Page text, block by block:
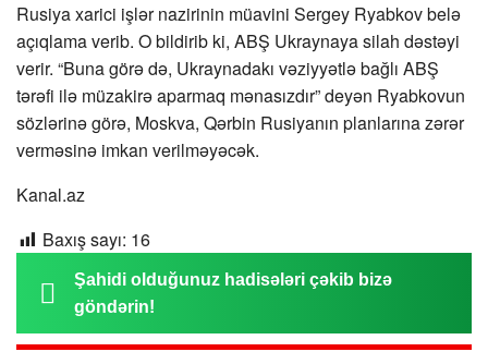
Rusiya xarici işlər nazirinin müavini Sergey Ryabkov belə
açıqlama verib. O bildirib ki, ABŞ Ukraynaya silah dəstəyi
verir. “Buna görə də, Ukraynadakı vəziyyətlə bağlı ABŞ
tərəfi ilə müzakirə aparmaq mənasızdır” deyən Ryabkovun
sözlərinə görə, Moskva, Qərbin Rusiyanın planlarına zərər
verməsinə imkan verilməyəcək.
Kanal.az
Baxış sayı: 16
Şahidi olduğunuz hadisələri çəkib bizə
göndərin!